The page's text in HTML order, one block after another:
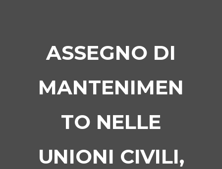
ASSEGNO DI
MANTENIMEN
TO NELLE
UNIONI CIVILI,